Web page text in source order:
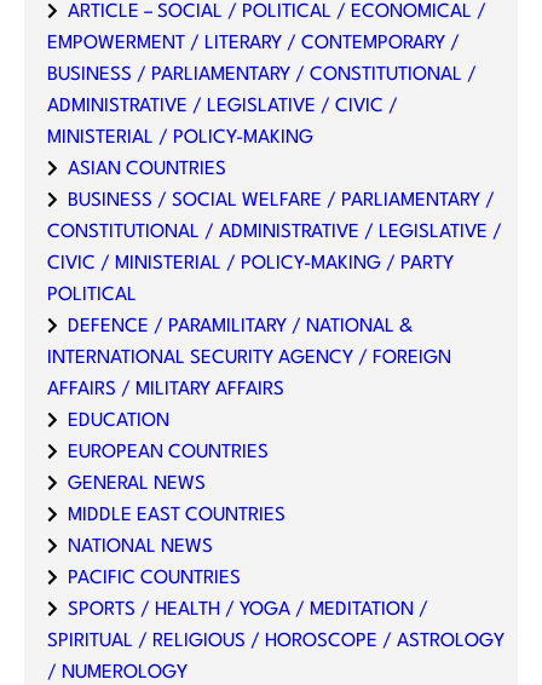
ARTICLE – SOCIAL / POLITICAL / ECONOMICAL /
EMPOWERMENT / LITERARY / CONTEMPORARY /
BUSINESS / PARLIAMENTARY / CONSTITUTIONAL /
ADMINISTRATIVE / LEGISLATIVE / CIVIC /
MINISTERIAL / POLICY-MAKING
ASIAN COUNTRIES
BUSINESS / SOCIAL WELFARE / PARLIAMENTARY /
CONSTITUTIONAL / ADMINISTRATIVE / LEGISLATIVE /
CIVIC / MINISTERIAL / POLICY-MAKING / PARTY
POLITICAL
DEFENCE / PARAMILITARY / NATIONAL &
INTERNATIONAL SECURITY AGENCY / FOREIGN
AFFAIRS / MILITARY AFFAIRS
EDUCATION
EUROPEAN COUNTRIES
GENERAL NEWS
MIDDLE EAST COUNTRIES
NATIONAL NEWS
PACIFIC COUNTRIES
SPORTS / HEALTH / YOGA / MEDITATION /
SPIRITUAL / RELIGIOUS / HOROSCOPE / ASTROLOGY
/ NUMEROLOGY